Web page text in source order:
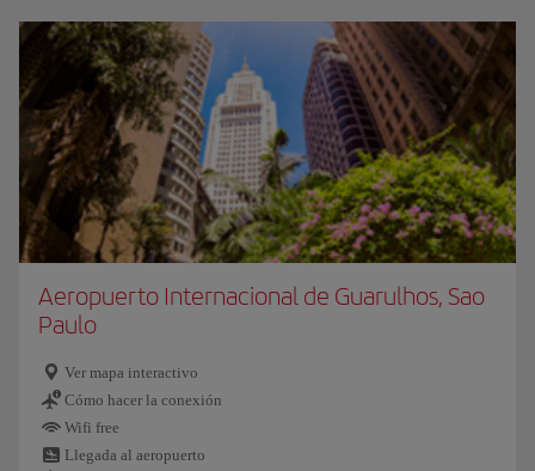
Aeropuerto Internacional de Guarulhos, Sao
Paulo
Ver mapa interactivo
Cómo hacer la conexión
Wifi free
Llegada al aeropuerto